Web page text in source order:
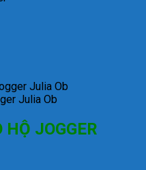
Julia Ob
HỘ JOGGER